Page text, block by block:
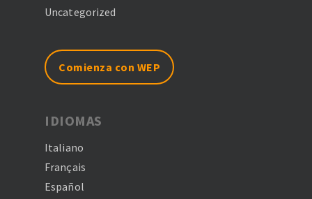
Uncategorized
Comienza con WEP
IDIOMAS
Italiano
Français
Español